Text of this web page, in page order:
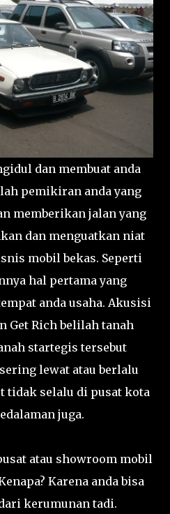
dan membuat anda
pemikiran anda yang
memberikan jalan yang
dan menguatkan niat
mobil bekas. Seperti
hal pertama yang
anda usaha. Akusisi
Get Rich belilah tanah
startegis tersebut
lewat atau berlalu
tidak selalu di pusat kota
juga.
atau showroom mobil
Karena anda bisa
kerumunan tadi.